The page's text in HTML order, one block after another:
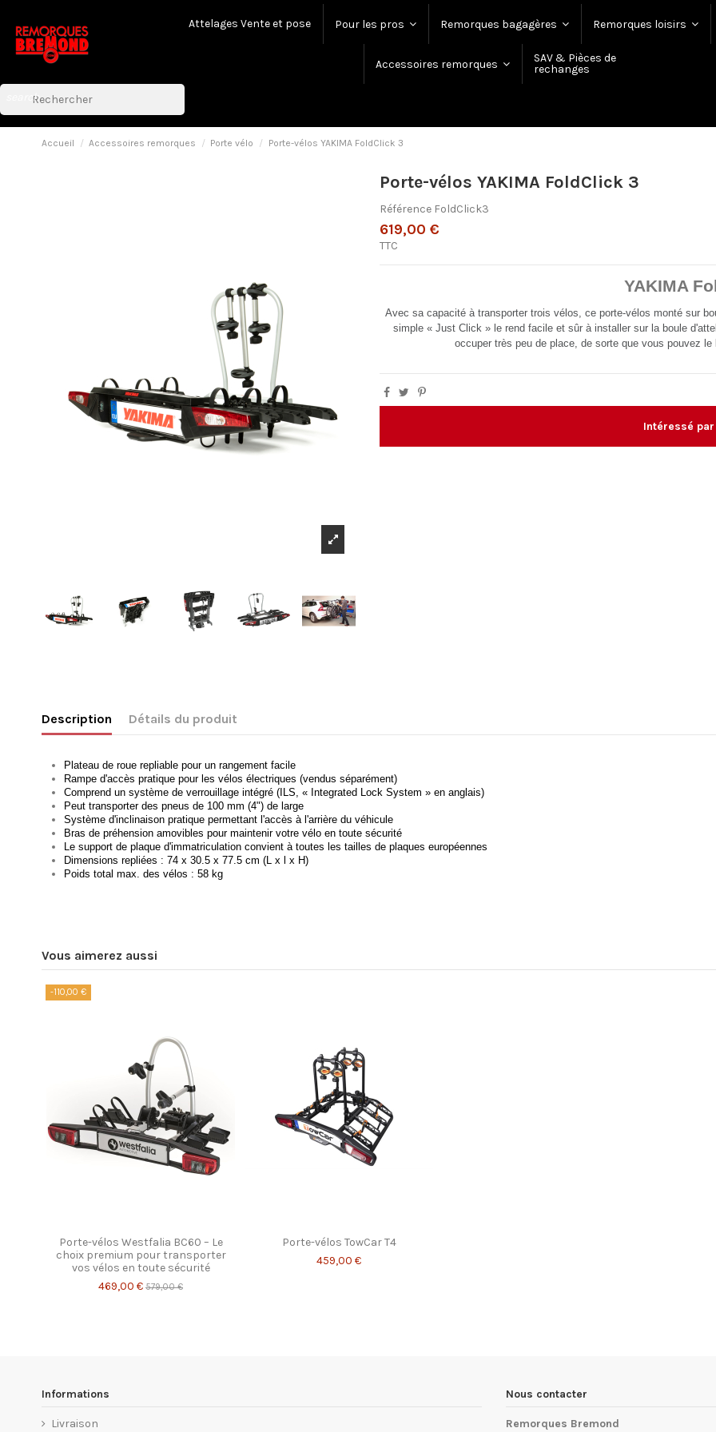
Attelages Vente et pose Pour les pros Remorques bagagères Remorques loisirs
Accessoires remorques
SAV & Pièces de
rechanges
search
Accueil Accessoires remorques Porte vélo Porte-vélos YAKIMA FoldClick 3
Porte-vélos YAKIMA FoldClick 3
Référence FoldClick3
619,00 €
TTC
YAKIMA
Avec sa capacité à transporter trois vélos, ce porte-vélos monté sur
simple « Just Click » le rend facile et sûr à installer sur la boule
occuper très peu de place, de sorte que vous pouvez
Intéressé
Description Détails du produit
Plateau de roue repliable pour un rangement facile
Rampe d'accès pratique pour les vélos électriques (vendus séparément)
Comprend un système de verrouillage intégré (ILS, « Integrated Lock System » en anglais)
Peut transporter des pneus de 100 mm (4") de large
Système d'inclinaison pratique permettant l'accès à l'arrière du véhicule
Bras de préhension amovibles pour maintenir votre vélo en toute sécurité
Le support de plaque d'immatriculation convient à toutes les tailles de plaques européennes
Dimensions repliées : 74 x 30.5 x 77.5 cm (L x l x H)
Poids total max. des vélos : 58 kg
Vous aimerez aussi
-110,00 €
Porte-vélos Westfalia BC60 – Le
choix premium pour transporter
vos vélos en toute sécurité
469,00 € 579,00 €
Porte-vélos TowCar T4
459,00 €
Informations
Livraison
Nous contacter
Remorques Bremond